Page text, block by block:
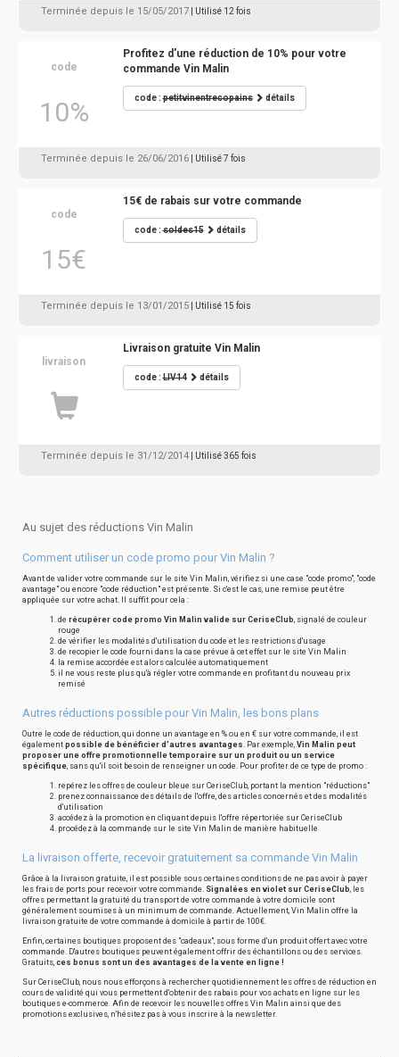
Terminée depuis le 15/05/2017 | Utilisé 12 fois
code
10%
Profitez d'une réduction de 10% pour votre
commande Vin Malin
code :petitvinentrecopains détails
Terminée depuis le 26/06/2016 | Utilisé 7 fois
code
15€
15€ de rabais sur votre commande
code :soldes15 détails
Terminée depuis le 13/01/2015 | Utilisé 15 fois
livraison
Livraison gratuite Vin Malin
code :LIV14 détails
Terminée depuis le 31/12/2014 | Utilisé 365 fois
Au sujet des réductions Vin Malin
Comment utiliser un code promo pour Vin Malin ?
Avant de valider votre commande sur le site Vin Malin, vérifiez si une case "code promo", "code
avantage" ou encore "code réduction" est présente. Si c'est le cas, une remise peut être
appliquée sur votre achat. Il suffit pour cela :
de récupérer code promo Vin Malin valide sur CeriseClub, signalé de couleur
rouge
de vérifier les modalités d'utilisation du code et les restrictions d'usage
de recopier le code fourni dans la case prévue à cet effet sur le site Vin Malin
la remise accordée est alors calculée automatiquement
il ne vous reste plus qu'à régler votre commande en profitant du nouveau prix
remisé
Autres réductions possible pour Vin Malin, les bons plans
Outre le code de réduction, qui donne un avantage en % ou en € sur votre commande, il est
également possible de bénéficier d'autres avantages. Par exemple, Vin Malin peut
proposer une offre promotionnelle temporaire sur un produit ou un service
spécifique, sans qu'il soit besoin de renseigner un code. Pour profiter de ce type de promo :
repérez les offres de couleur bleue sur CeriseClub, portant la mention "réductions"
prenez connaissance des détails de l'offre, des articles concernés et des modalités
d'utilisation
accédez à la promotion en cliquant depuis l'offre répertoriée sur CeriseClub
procédez à la commande sur le site Vin Malin de manière habituelle
La livraison offerte, recevoir gratuitement sa commande Vin Malin
Grâce à la livraison gratuite, il est possible sous certaines conditions de ne pas avoir à payer
les frais de ports pour recevoir votre commande. Signalées en violet sur CeriseClub, les
offres permettant la gratuité du transport de votre commande à votre domicile sont
généralement soumises à un minimum de commande. Actuellement, Vin Malin offre la
livraison gratuite de votre commande à domicile à partir de 100€.
Enfin, certaines boutiques proposent des "cadeaux", sous forme d'un produit offert avec votre
commande. D'autres boutiques peuvent également offrir des échantillons ou des services.
Gratuits, ces bonus sont un des avantages de la vente en ligne !
Sur CeriseClub, nous nous efforçons à rechercher quotidiennement les offres de réduction en
cours de validité qui vous permettent d'obtenir des rabais pour vos achats en ligne sur les
boutiques e-commerce. Afin de recevoir les nouvelles offres Vin Malin ainsi que des
promotions exclusives, n'hésitez pas à vous inscrire à la newsletter.